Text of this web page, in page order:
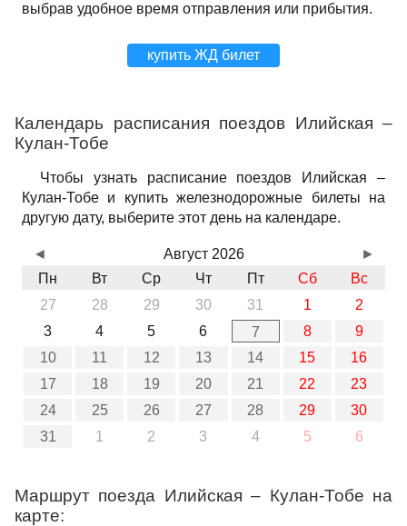
выбрав удобное время отправления или прибытия.
купить ЖД билет
Календарь расписания поездов Илийская –
Кулан-Тобе
Чтобы узнать расписание поездов Илийская –
Кулан-Тобе и купить железнодорожные билеты на
другую дату, выберите этот день на календаре.
Август 2026
Пн
Вт Ср Чт Пт Сб
Вс
27
28 29 30 31 1
2
3
4 5 6 7 8
9
10
11 12 13 14 15
16
17
18 19 20 21 22
23
24
25 26 27 28 29
30
31
1 2 3 4 5 6
◄ ►
Маршрут поезда Илийская – Кулан-Тобе на
карте: